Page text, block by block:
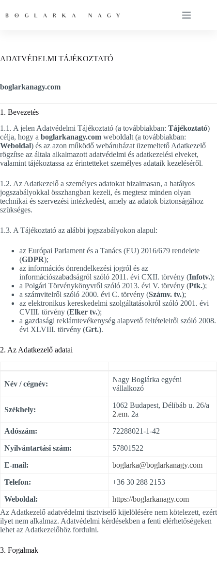
ADATVÉDELMI TÁJÉKOZTATÓ
boglarkanagy.com
1. Bevezetés
1.1. A jelen Adatvédelmi Tájékoztató (a továbbiakban: Tájékoztató)
célja, hogy a boglarkanagy.com weboldalt (a továbbiakban:
Weboldal) és az azon működő webáruházat üzemeltető Adatkezelő
rögzítse az általa alkalmazott adatvédelmi és adatkezelési elveket,
valamint tájékoztassa az érintetteket személyes adataik kezeléséről.
1.2. Az Adatkezelő a személyes adatokat bizalmasan, a hatályos
jogszabályokkal összhangban kezeli, és megtesz minden olyan
technikai és szervezési intézkedést, amely az adatok biztonságához
szükséges.
1.3. A Tájékoztató az alábbi jogszabályokon alapul:
az Európai Parlament és a Tanács (EU) 2016/679 rendelete
(GDPR);
az információs önrendelkezési jogról és az
információszabadságról szóló 2011. évi CXII. törvény (Infotv.);
a Polgári Törvénykönyvről szóló 2013. évi V. törvény (Ptk.);
a számvitelről szóló 2000. évi C. törvény (Számv. tv.);
az elektronikus kereskedelmi szolgáltatásokról szóló 2001. évi
CVIII. törvény (Elker tv.);
a gazdasági reklámtevékenység alapvető feltételeiről szóló 2008.
évi XLVIII. törvény (Grt.).
2. Az Adatkezelő adatai
Név / cégnév:
Nagy Boglárka egyéni
vállalkozó
Székhely:
1062 Budapest, Délibáb u. 26/a
2.em. 2a
Adószám: 72288021-1-42
Nyilvántartási szám: 57801522
E-mail: boglarka@boglarkanagy.com
Telefon: +36 30 288 2153
Weboldal:
https://boglarkanagy.com
Az Adatkezelő adatvédelmi tisztviselő kijelölésére nem kötelezett, ezért
ilyet nem alkalmaz. Adatvédelmi kérdésekben a fenti elérhetőségeken
lehet az Adatkezelőhöz fordulni.
3. Fogalmak